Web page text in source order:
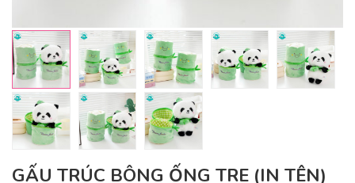
GẤU TRÚC BÔNG ỐNG TRE (IN TÊN)